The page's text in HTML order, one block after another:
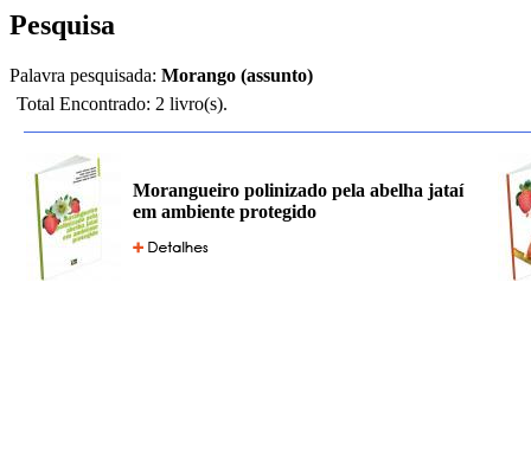
Pesquisa
Palavra pesquisada: Morango (assunto)
Total Encontrado: 2 livro(s).
Morangueiro polinizado pela abelha jataí
em ambiente protegido